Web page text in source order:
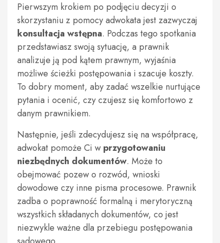
Pierwszym krokiem po podjęciu decyzji o
skorzystaniu z pomocy adwokata jest zazwyczaj
konsultacja wstępna. Podczas tego spotkania
przedstawiasz swoją sytuację, a prawnik
analizuje ją pod kątem prawnym, wyjaśnia
możliwe ścieżki postępowania i szacuje koszty.
To dobry moment, aby zadać wszelkie nurtujące
pytania i ocenić, czy czujesz się komfortowo z
danym prawnikiem.
Następnie, jeśli zdecydujesz się na współpracę,
adwokat pomoże Ci w przygotowaniu
niezbędnych dokumentów. Może to
obejmować pozew o rozwód, wnioski
dowodowe czy inne pisma procesowe. Prawnik
zadba o poprawność formalną i merytoryczną
wszystkich składanych dokumentów, co jest
niezwykle ważne dla przebiegu postępowania